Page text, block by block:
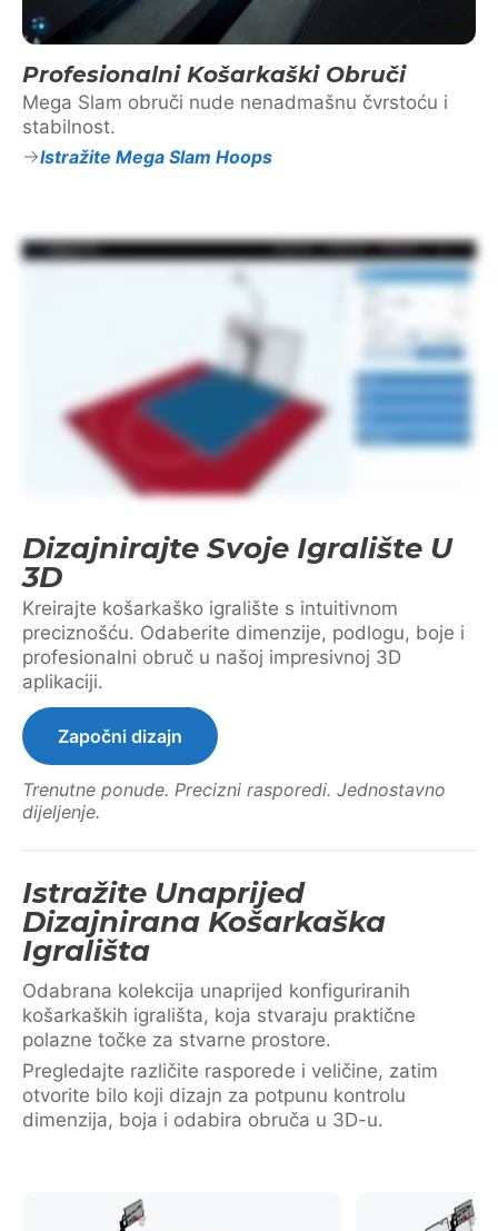
Profesionalni Košarkaški Obruči
Mega Slam obruči nude nenadmašnu čvrstoću i
stabilnost.
Istražite Mega Slam Hoops
Dizajnirajte Svoje Igralište U
3D
Kreirajte košarkaško igralište s intuitivnom
preciznošću. Odaberite dimenzije, podlogu, boje i
profesionalni obruč u našoj impresivnoj 3D
aplikaciji.
Započni dizajn
Trenutne ponude. Precizni rasporedi. Jednostavno
dijeljenje.
Istražite Unaprijed
Dizajnirana Košarkaška
Igrališta
Odabrana kolekcija unaprijed konfiguriranih
košarkaških igrališta, koja stvaraju praktične
polazne točke za stvarne prostore.
Pregledajte različite rasporede i veličine, zatim
otvorite bilo koji dizajn za potpunu kontrolu
dimenzija, boja i odabira obruča u 3D-u.